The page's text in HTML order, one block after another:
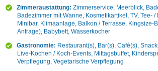
Zimmeraustattung: Zimmerservice, Meerblick,
Badezimmer mit Wanne, Kosmetikartikel, TV, Tee- /
Minibar, Klimaanlage, Balkon / Terrasse, Kingsize-
Anfrage), Babybett, Wasserkocher
Gastronomie: Restaurant(s), Bar(s), Café(s),
Live-Kochen / Koch-Events, Mittagsbuffet,
Verpflegung, Vegetarische Verpflegung